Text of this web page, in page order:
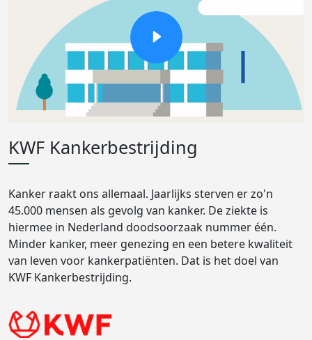
KWF Kankerbestrijding
Kanker raakt ons allemaal. Jaarlijks sterven er zo'n
45.000 mensen als gevolg van kanker. De ziekte is
hiermee in Nederland doodsoorzaak nummer één.
Minder kanker, meer genezing en een betere kwaliteit
van leven voor kankerpatiënten. Dat is het doel van
KWF Kankerbestrijding.